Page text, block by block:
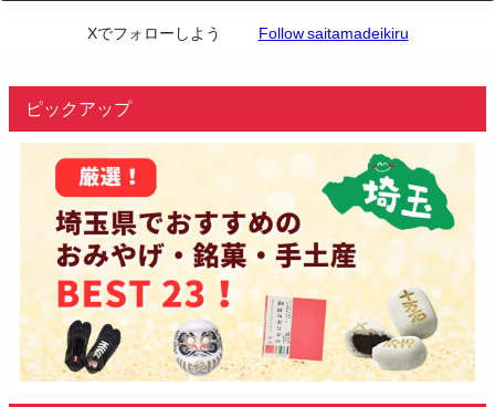
Xでフォローしよう Follow saitamadeikiru
ピックアップ